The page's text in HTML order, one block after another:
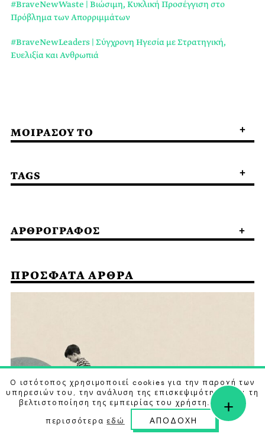
#BraveNewWaste | Βιώσιμη, Κυκλική Προσέγγιση στο
Πρόβλημα των Απορριμμάτων
#BraveNewLeaders | Σύγχρονη Ηγεσία με Στρατηγική,
Ευελιξία και Ανθρωπιά
ΜΟΙΡΑΣΟΥ ΤΟ
TAGS
ΑΡΘΡΟΓΡΑΦΟΣ
ΠΡΟΣΦΑΤΑ ΑΡΘΡΑ
Ο ιστότοπος χρησιμοποιεί cookies για την παροχή των
υπηρεσιών του, την ανάλυση της επισκεψιμότητας και τη
βελτιστοποίηση της εμπειρίας του χρήστη. Μάθετε
περισσότεραεδώ ΑΠΟΔΟΧΗ
+